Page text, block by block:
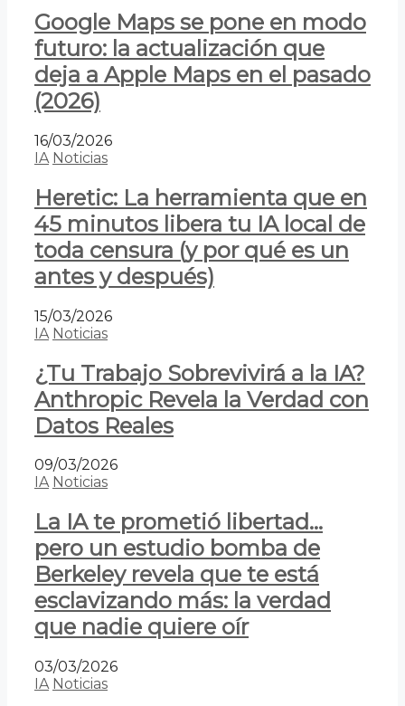
Google Maps se pone en modo
futuro: la actualización que
deja a Apple Maps en el pasado
(2026)
16/03/2026
IA Noticias
Heretic: La herramienta que en
45 minutos libera tu IA local de
toda censura (y por qué es un
antes y después)
15/03/2026
IA Noticias
¿Tu Trabajo Sobrevivirá a la IA?
Anthropic Revela la Verdad con
Datos Reales
09/03/2026
IA Noticias
La IA te prometió libertad…
pero un estudio bomba de
Berkeley revela que te está
esclavizando más: la verdad
que nadie quiere oír
03/03/2026
IA Noticias